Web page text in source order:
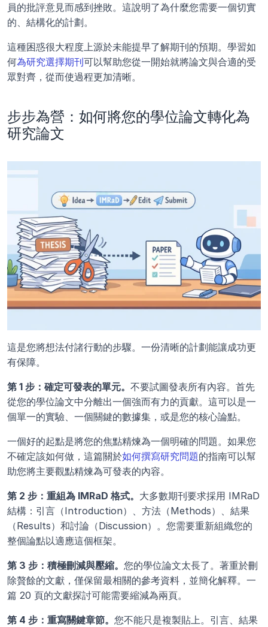
員的批評意見而感到挫敗。這說明了為什麼您需要一個切實
的、結構化的計劃。
這種困惑很大程度上源於未能提早了解期刊的預期。學習如
何為研究選擇期刊可以幫助您從一開始就將論文與合適的受
眾對齊，從而使過程更加清晰。
步步為營：如何將您的學位論文轉化為
研究論文
這是您將想法付諸行動的步驟。一份清晰的計劃能讓成功更
有保障。
第 1 步：確定可發表的單元。 不要試圖發表所有內容。首先
從您的學位論文中分離出一個強而有力的貢獻。這可以是一
個單一的實驗、一個關鍵的數據集，或是您的核心論點。
一個好的起點是將您的焦點精煉為一個明確的問題。如果您
不確定該如何做，這篇關於如何撰寫研究問題的指南可以幫
助您將主要觀點精煉為可發表的內容。
第 2 步：重組為 IMRaD 格式。 大多數期刊要求採用 IMRaD
結構：引言（Introduction）、方法（Methods）、結果
（Results）和討論（Discussion）。您需要重新組織您的
整個論點以適應這個框架。
第 3 步：積極刪減與壓縮。 您的學位論文太長了。著重於刪
除贅餘的文獻，僅保留最相關的參考資料，並簡化解釋。一
篇 20 頁的文獻探討可能需要縮減為兩頁。
第 4 步：重寫關鍵章節。 您不能只是複製貼上。引言、結果